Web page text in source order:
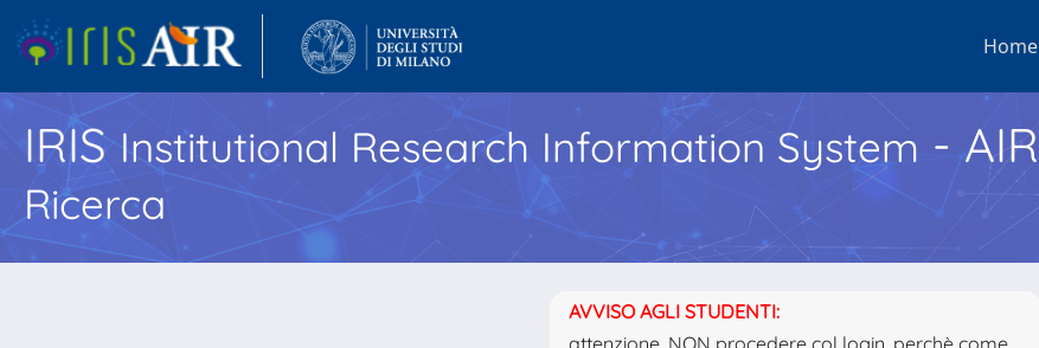
Home
IRISInstitutional Research Information System - AIR
Ricerca
AVVISO AGLI STUDENTI:
attenzione, NON procedere col login, perchè come